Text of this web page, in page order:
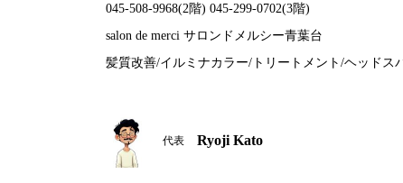
045-508-9968(2階) 045-299-0702(3階)
salon de merci サロンドメルシー青葉台
髪質改善/イルミナカラー/トリートメント/ヘッドス
代表 Ryoji Kato